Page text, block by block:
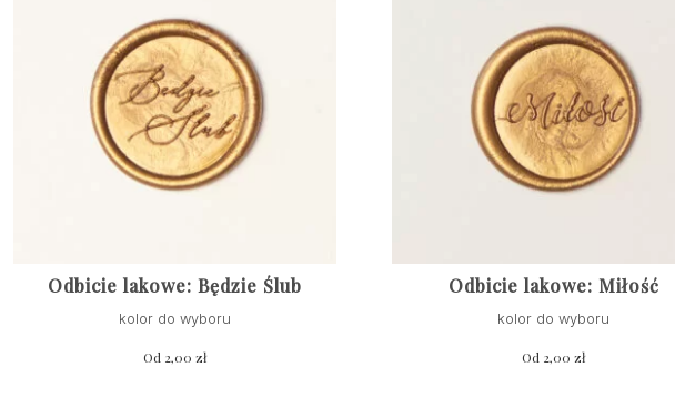
Odbicie lakowe: Będzie Ślub
kolor do wyboru
Od 2,00zł
Odbicie lakowe: Miłość
kolor do wyboru
Od 2,00zł